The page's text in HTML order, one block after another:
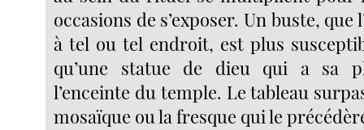
occasions de s’exposer. Un buste, que
à tel ou tel endroit, est plus
qu’une statue de dieu qui a sa
l’enceinte du temple. Le tableau
mosaïque ou la fresque qui le